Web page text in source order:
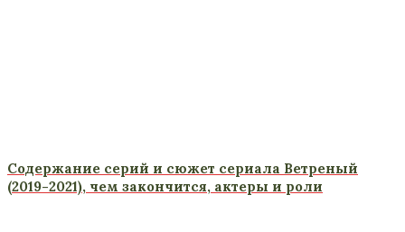
Содержание серий и сюжет сериала Ветреный
(2019-2021), чем закончится, актеры и роли